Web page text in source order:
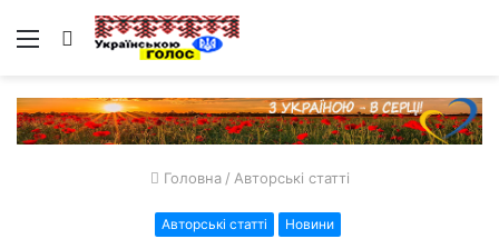
Меню Пошук
Головна / Авторські статті
Авторські статті Новини